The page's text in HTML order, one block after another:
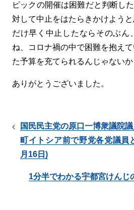
ピックの開催は困難だと判断し
対して中止をはたらきかけよう
だけ早く中止したならそのぶん
ね、コロナ禍の中で困難を抱え
た予算を充てられるんじゃないか
ありがとうございました。
国民民主党の原口一博衆議院
町イトシア前で野党各党議員
月16日)
1分半でわかる宇都宮けんじ